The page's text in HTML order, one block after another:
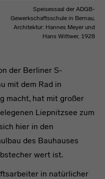
der Berliner S-
mit dem Rad in
macht, hat mit großer
Liepnitzsee zum
hier in den
des Bauhauses
wert ist.
in natürlicher
Speisessaal der ADGB-
Gewerkschaftsschule in Bernau,
Architektur: Hannes Meyer und
Hans Wittwer, 1928